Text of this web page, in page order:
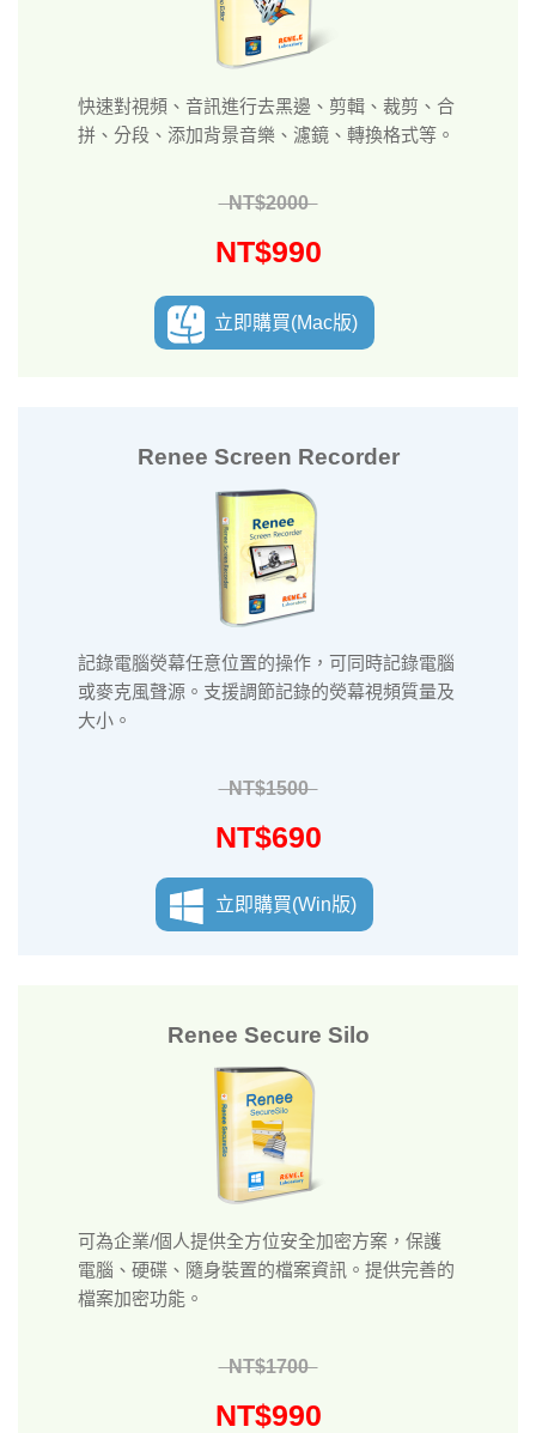
快速對視頻、音訊進行去黑邊、剪輯、裁剪、合
拼、分段、添加背景音樂、濾鏡、轉換格式等。
NT$2000
NT$990
立即購買(Mac版)
Renee Screen Recorder
記錄電腦熒幕任意位置的操作，可同時記錄電腦
或麥克風聲源。支援調節記錄的熒幕視頻質量及
大小。
NT$1500
NT$690
立即購買(Win版)
Renee Secure Silo
可為企業/個人提供全方位安全加密方案，保護
電腦、硬碟、隨身裝置的檔案資訊。提供完善的
檔案加密功能。
NT$1700
NT$990